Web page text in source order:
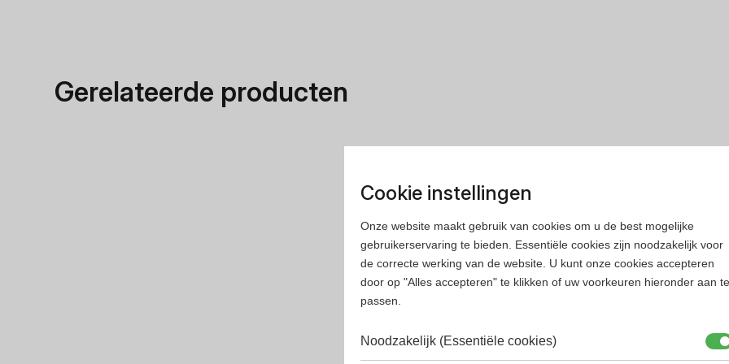
Gerelateerde producten
Cookie instellingen
Onze website maakt gebruik van cookies om u de best mogelijke
gebruikerservaring te bieden. Essentiële cookies zijn noodzakelijk voor
de correcte werking van de website. U kunt onze cookies accepteren
door op "Alles accepteren" te klikken of uw voorkeuren hieronder aan te
passen.
Noodzakelijk (Essentiële cookies)